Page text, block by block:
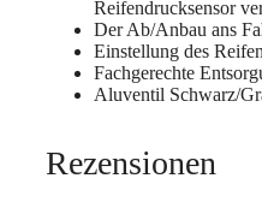
Reifendrucksensor
Der Ab/Anbau ans
Einstellung des
Fachgerechte
Aluventil Schwarz/
Rezensionen